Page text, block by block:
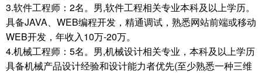
3.软件工程师：2名。男,软件工程相关专业本科及以上学历。
具备JAVA、WEB编程开发，精通调试，熟悉网站前端或移动
WEB开发，年收入10万-20万。
4.机械工程师：5名。男,机械设计相关专业，本科及以上学历
具备机械产品设计经验和设计能力者优先(至少熟悉一种三维